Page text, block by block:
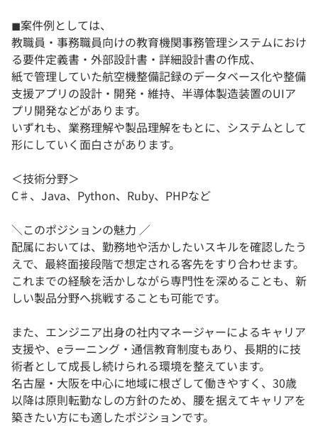
◼︎案件例としては、
教職員・事務職員向けの教育機関事務管理システムにおけ
る要件定義書・外部設計書・詳細設計書の作成、
紙で管理していた航空機整備記録のデータベース化や整備
支援アプリの設計・開発・維持、半導体製造装置のUIア
プリ開発などがあります。
いずれも、業務理解や製品理解をもとに、システムとして
形にしていく面白さがあります。
＜技術分野＞
C♯、Java、Python、Ruby、PHPなど
＼このポジションの魅力 ／
配属においては、勤務地や活かしたいスキルを確認したう
えで、最終面接段階で想定される客先をすり合わせます。
これまでの経験を活かしながら専門性を深めることも、新
しい製品分野へ挑戦することも可能です。
また、エンジニア出身の社内マネージャーによるキャリア
支援や、eラーニング・通信教育制度もあり、長期的に技
術者として成長し続けられる環境を整えています。
名古屋・大阪を中心に地域に根ざして働きやすく、30歳
以降は原則転勤なしの方針のため、腰を据えてキャリアを
築きたい方にも適したポジションです。